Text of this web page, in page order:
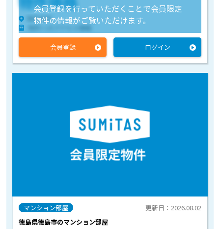
会員登録を行っていただくことで会員限定
物件の情報がご覧いただけます。
物件住所
会員登録 ログイン
マンション部屋
徳島県徳島市のマンション部屋
更新日：2026.08.02